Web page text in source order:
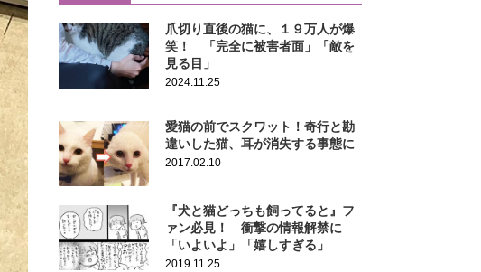
爪切り直後の猫に、１９万人が爆
笑！ 「完全に被害者面」「敵を
見る目」
2024.11.25
愛猫の前でスクワット！奇行と勘
違いした猫、耳が消失する事態に
2017.02.10
『犬と猫どっちも飼ってると』フ
ァン必見！ 衝撃の情報解禁に
「いよいよ」「嬉しすぎる」
2019.11.25